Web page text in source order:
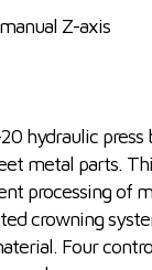
Z-axis
hydraulic
metal parts.
processing of
crowning
Four